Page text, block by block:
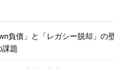
負債」と「レガシー脱却」の
課題